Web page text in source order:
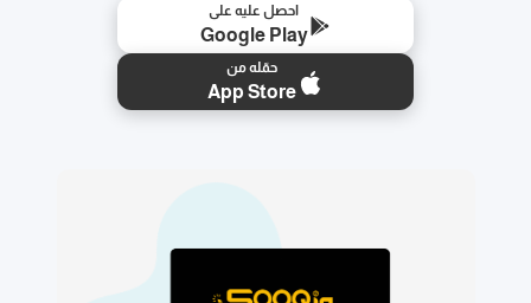
احصل عليه على
Google Play
حمّله من
App Store